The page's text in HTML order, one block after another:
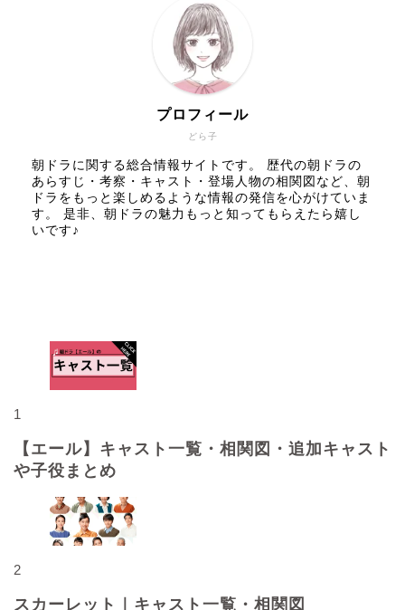
どら子
プロフィール
朝ドラに関する総合情報サイトです。 歴代の朝ドラの
あらすじ・考察・キャスト・登場人物の相関図など、朝
ドラをもっと楽しめるような情報の発信を心がけていま
す。 是非、朝ドラの魅力もっと知ってもらえたら嬉し
いです♪
1
【エール】キャスト一覧・相関図・追加キャスト
や子役まとめ
2
スカーレット｜キャスト一覧・相関図